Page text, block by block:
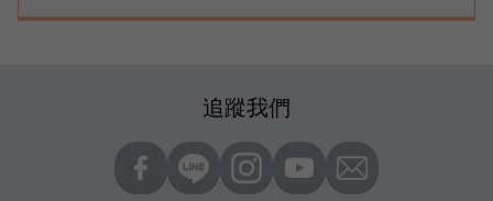
追蹤我們